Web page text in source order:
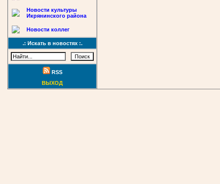
Новости культуры
Икрянинского района
Новости коллег
.: Искать в новостях :.
RSS
ВЫХОД